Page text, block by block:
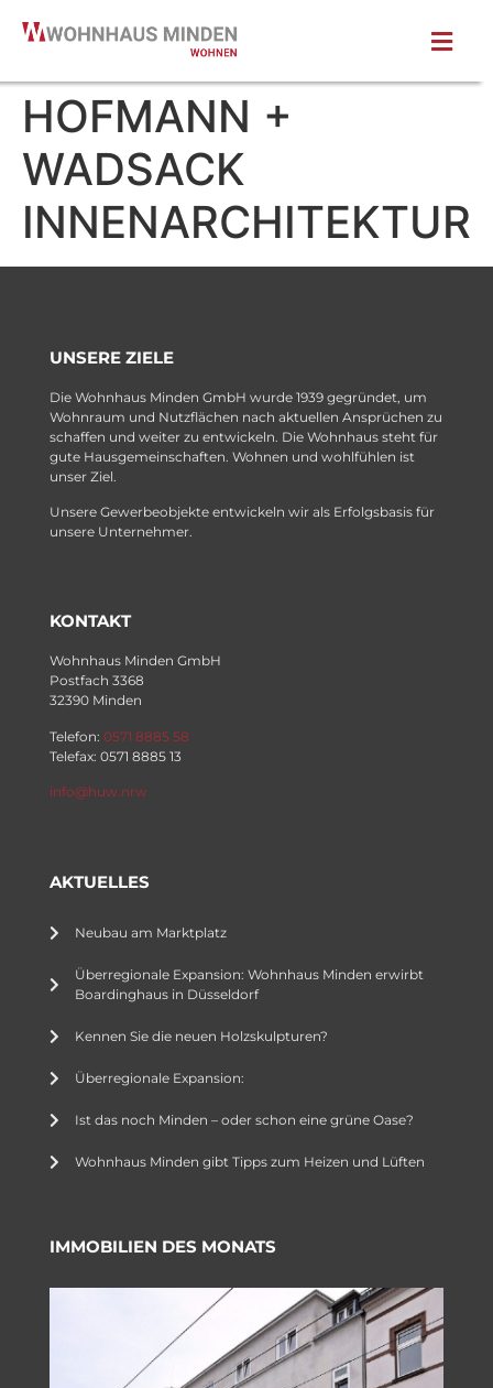
HOFMANN +
WADSACK
INNENARCHITEKTUR
UNSERE ZIELE
Die Wohnhaus Minden GmbH wurde 1939 gegründet, um
Wohnraum und Nutzflächen nach aktuellen Ansprüchen zu
schaffen und weiter zu entwickeln. Die Wohnhaus steht für
gute Hausgemeinschaften. Wohnen und wohlfühlen ist
unser Ziel.
Unsere Gewerbeobjekte entwickeln wir als Erfolgsbasis für
unsere Unternehmer.
KONTAKT
Wohnhaus Minden GmbH
Postfach 3368
32390 Minden
Telefon: 0571 8885 58
Telefax: 0571 8885 13
info@huw.nrw
AKTUELLES
Neubau am Marktplatz
Überregionale Expansion: Wohnhaus Minden erwirbt
Boardinghaus in Düsseldorf
Kennen Sie die neuen Holzskulpturen?
Überregionale Expansion:
Ist das noch Minden – oder schon eine grüne Oase?
Wohnhaus Minden gibt Tipps zum Heizen und Lüften
IMMOBILIEN DES MONATS